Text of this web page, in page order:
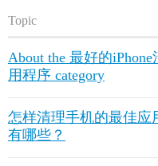
Topic
About the 最好的iPhone
用程序 category
怎样清理手机的最佳应
有哪些？